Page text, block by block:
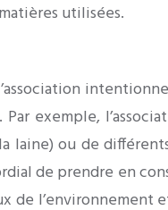
utilisées.
exemple,
laine) ou de
de prendre en
de